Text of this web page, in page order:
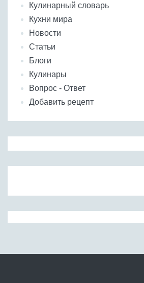
Кулинарный словарь
Кухни мира
Новости
Статьи
Блоги
Кулинары
Вопрос - Ответ
Добавить рецепт